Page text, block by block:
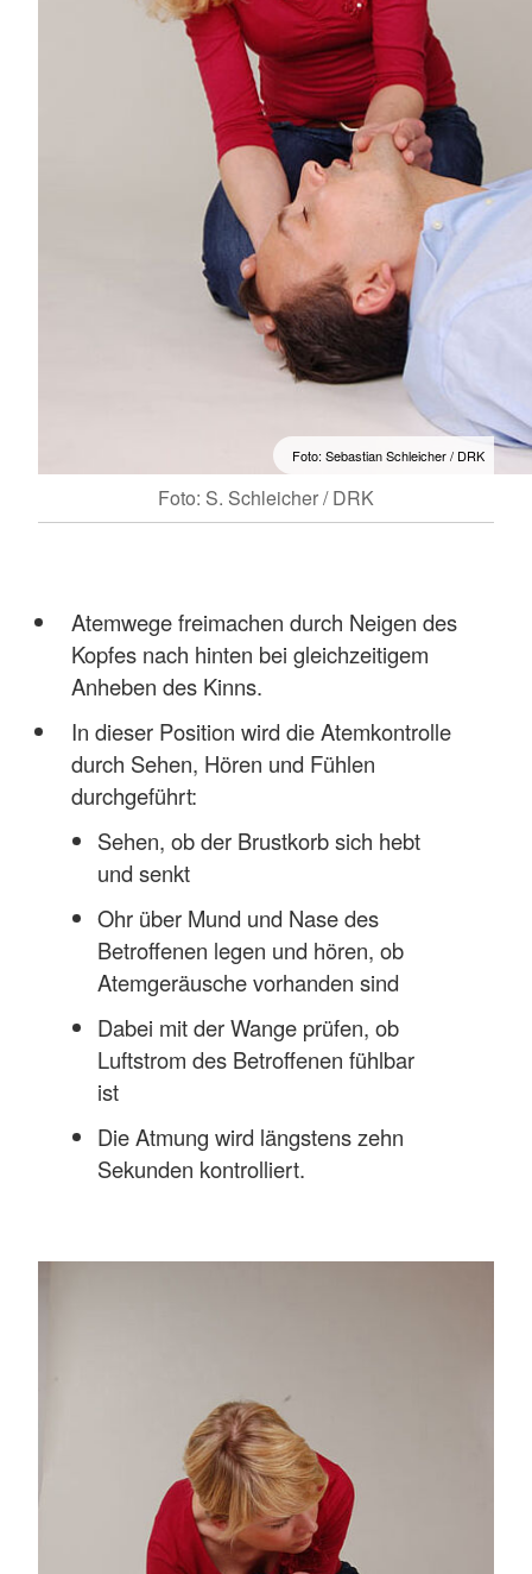
Foto: Sebastian Schleicher / DRK
Foto: S. Schleicher / DRK
Atemwege freimachen durch Neigen des
Kopfes nach hinten bei gleichzeitigem
Anheben des Kinns.
In dieser Position wird die Atemkontrolle
durch Sehen, Hören und Fühlen
durchgeführt:
Sehen, ob der Brustkorb sich hebt
und senkt
Ohr über Mund und Nase des
Betroffenen legen und hören, ob
Atemgeräusche vorhanden sind
Dabei mit der Wange prüfen, ob
Luftstrom des Betroffenen fühlbar
ist
Die Atmung wird längstens zehn
Sekunden kontrolliert.